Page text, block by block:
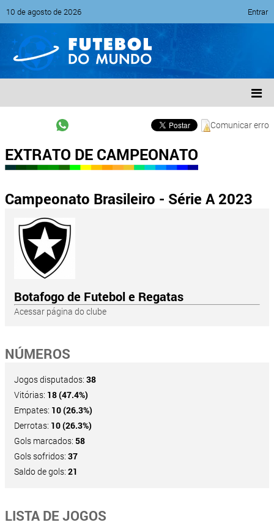
10 de agosto de 2026 Entrar
Comunicar erro
EXTRATO DE CAMPEONATO
Campeonato Brasileiro - Série A 2023
Botafogo de Futebol e Regatas
Acessar página do clube
NÚMEROS
Jogos disputados: 38
Vitórias: 18 (47.4%)
Empates: 10 (26.3%)
Derrotas: 10 (26.3%)
Gols marcados: 58
Gols sofridos: 37
Saldo de gols: 21
LISTA DE JOGOS